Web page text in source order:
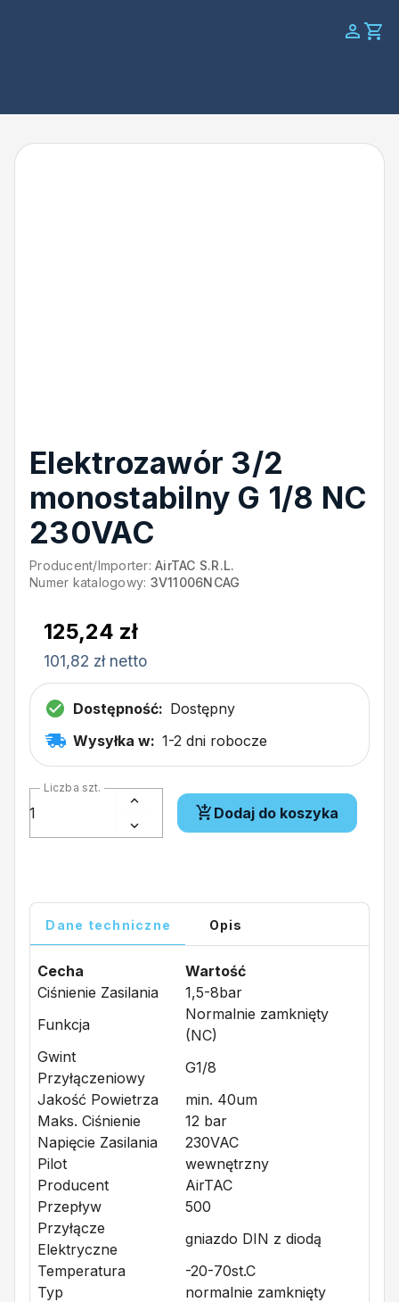
Elektrozawór 3/2
monostabilny G 1/8 NC
230VAC
Producent/Importer: AirTAC S.R.L.
Numer katalogowy: 3V11006NCAG
125,24 zł
101,82 zł netto
Dostępność: Dostępny
Wysyłka w: 1-2 dni robocze
Liczba szt.
Dodaj do koszyka
Dane techniczne Opis
Cecha
Wartość
Ciśnienie Zasilania
1,5-8bar
Funkcja
Normalnie zamknięty
(NC)
Gwint
Przyłączeniowy
G1/8
Jakość Powietrza
min. 40um
Maks. Ciśnienie
12 bar
Napięcie Zasilania
230VAC
Pilot
wewnętrzny
Producent
AirTAC
Przepływ
500
Przyłącze
Elektryczne
gniazdo DIN z diodą
Temperatura
-20-70st.C
Typ
normalnie zamknięty